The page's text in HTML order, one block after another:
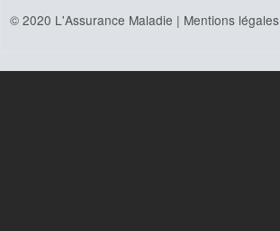
© 2020 L'Assurance Maladie | Mentions légales